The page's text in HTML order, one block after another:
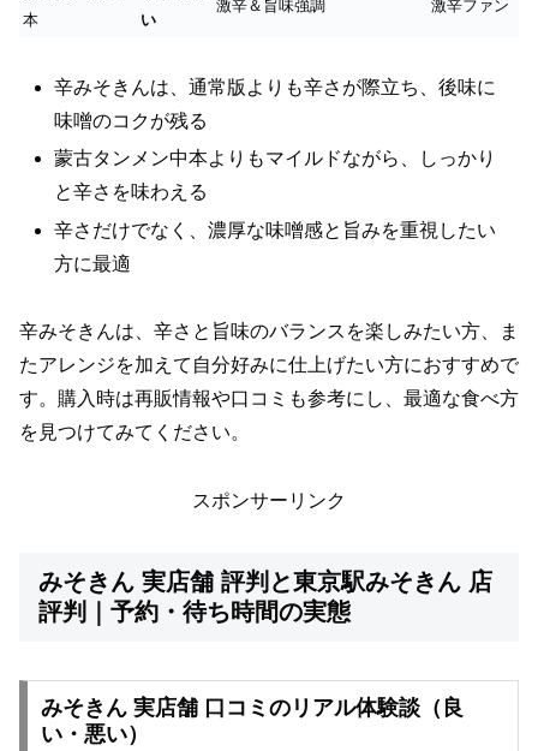
本
い
激辛＆旨味強調 激辛ファン
辛みそきんは、通常版よりも辛さが際立ち、後味に
味噌のコクが残る
蒙古タンメン中本よりもマイルドながら、しっかり
と辛さを味わえる
辛さだけでなく、濃厚な味噌感と旨みを重視したい
方に最適
辛みそきんは、辛さと旨味のバランスを楽しみたい方、ま
たアレンジを加えて自分好みに仕上げたい方におすすめで
す。購入時は再販情報や口コミも参考にし、最適な食べ方
を見つけてみてください。
スポンサーリンク
みそきん 実店舗 評判と東京駅みそきん 店
評判｜予約・待ち時間の実態
みそきん 実店舗 口コミのリアル体験談（良
い・悪い）